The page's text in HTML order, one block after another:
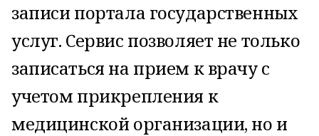
записи портала государственных
услуг. Сервис позволяет не только
записаться на прием к врачу с
учетом прикрепления к
медицинской организации, но и